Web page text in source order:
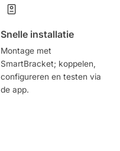
Snelle installatie
Montage met
SmartBracket; koppelen,
configureren en testen via
de app.